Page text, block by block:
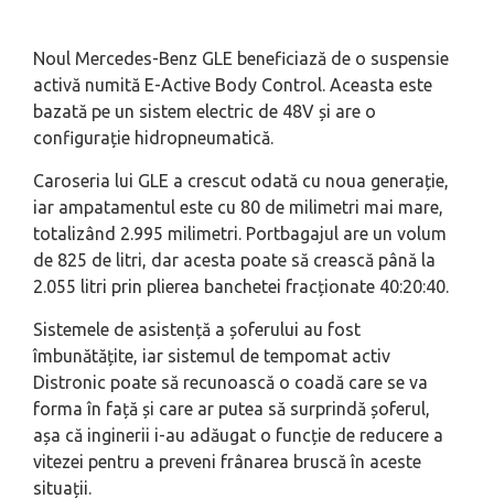
Noul Mercedes-Benz GLE beneficiază de o suspensie
activă numită E-Active Body Control. Aceasta este
bazată pe un sistem electric de 48V și are o
configurație hidropneumatică.
Caroseria lui GLE a crescut odată cu noua generație,
iar ampatamentul este cu 80 de milimetri mai mare,
totalizând 2.995 milimetri. Portbagajul are un volum
de 825 de litri, dar acesta poate să crească până la
2.055 litri prin plierea banchetei fracționate 40:20:40.
Sistemele de asistență a șoferului au fost
îmbunătățite, iar sistemul de tempomat activ
Distronic poate să recunoască o coadă care se va
forma în față și care ar putea să surprindă șoferul,
așa că inginerii i-au adăugat o funcție de reducere a
vitezei pentru a preveni frânarea bruscă în aceste
situații.